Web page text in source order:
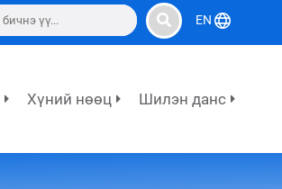
EN
Хүний нөөц Шилэн данс